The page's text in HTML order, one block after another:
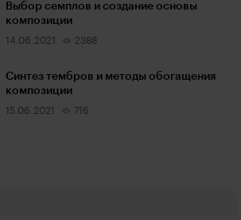
Выбор семплов и создание основы
композиции
14.06.2021 2388
Синтез тембров и методы обогащения
композиции
15.06.2021 716